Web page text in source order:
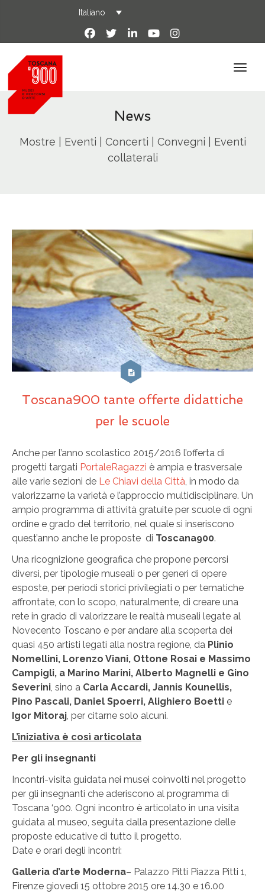
Italiano
News
Mostre | Eventi | Concerti | Convegni | Eventi
collaterali
Toscana900 tante offerte didattiche
per le scuole
Anche per l’anno scolastico 2015/2016 l’offerta di
progetti targati PortaleRagazzi è ampia e trasversale
alle varie sezioni de Le Chiavi della Città, in modo da
valorizzarne la varietà e l’approccio multidisciplinare. Un
ampio programma di attività gratuite per scuole di ogni
ordine e grado del territorio, nel quale si inseriscono
quest’anno anche le proposte di Toscana900.
Una ricognizione geografica che propone percorsi
diversi, per tipologie museali o per generi di opere
esposte, per periodi storici privilegiati o per tematiche
affrontate, con lo scopo, naturalmente, di creare una
rete in grado di valorizzare le realtà museali legate al
Novecento Toscano e per andare alla scoperta dei
quasi 450 artisti legati alla nostra regione, da Plinio
Nomellini, Lorenzo Viani, Ottone Rosai e Massimo
Campigli, a Marino Marini, Alberto Magnelli e Gino
Severini, sino a Carla Accardi, Jannis Kounellis,
Pino Pascali, Daniel Spoerri, Alighiero Boetti e
Igor Mitoraj, per citarne solo alcuni.
L’iniziativa è così articolata
Per gli insegnanti
Incontri-visita guidata nei musei coinvolti nel progetto
per gli insegnanti che aderiscono al programma di
Toscana ‘900. Ogni incontro è articolato in una visita
guidata al museo, seguita dalla presentazione delle
proposte educative di tutto il progetto.
Date e orari degli incontri:
Galleria d’arte Moderna– Palazzo Pitti Piazza Pitti 1,
Firenze giovedì 15 ottobre 2015 ore 14.30 e 16.00